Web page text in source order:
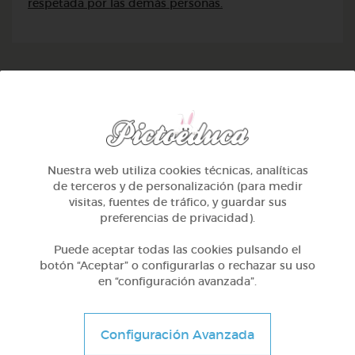
respetada por las demás personas.
TAMBIÉN TE PUEDE INTERESAR
Nuestra web utiliza cookies técnicas, analíticas
de terceros y de personalización (para medir
visitas, fuentes de tráfico, y guardar sus
preferencias de privacidad).
Puede aceptar todas las cookies pulsando el
botón “Aceptar” o configurarlas o rechazar su uso
en “configuración avanzada”.
Configuración Avanzada